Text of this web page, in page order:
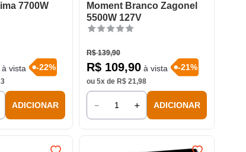
7700W
vista -22%
ADICIONAR
Moment Branco Zagonel
5500W 127V
R$ 139,90
R$ 109,90à vista -21%
ou 5x de R$ 21,98
＋
－ ADICIONAR